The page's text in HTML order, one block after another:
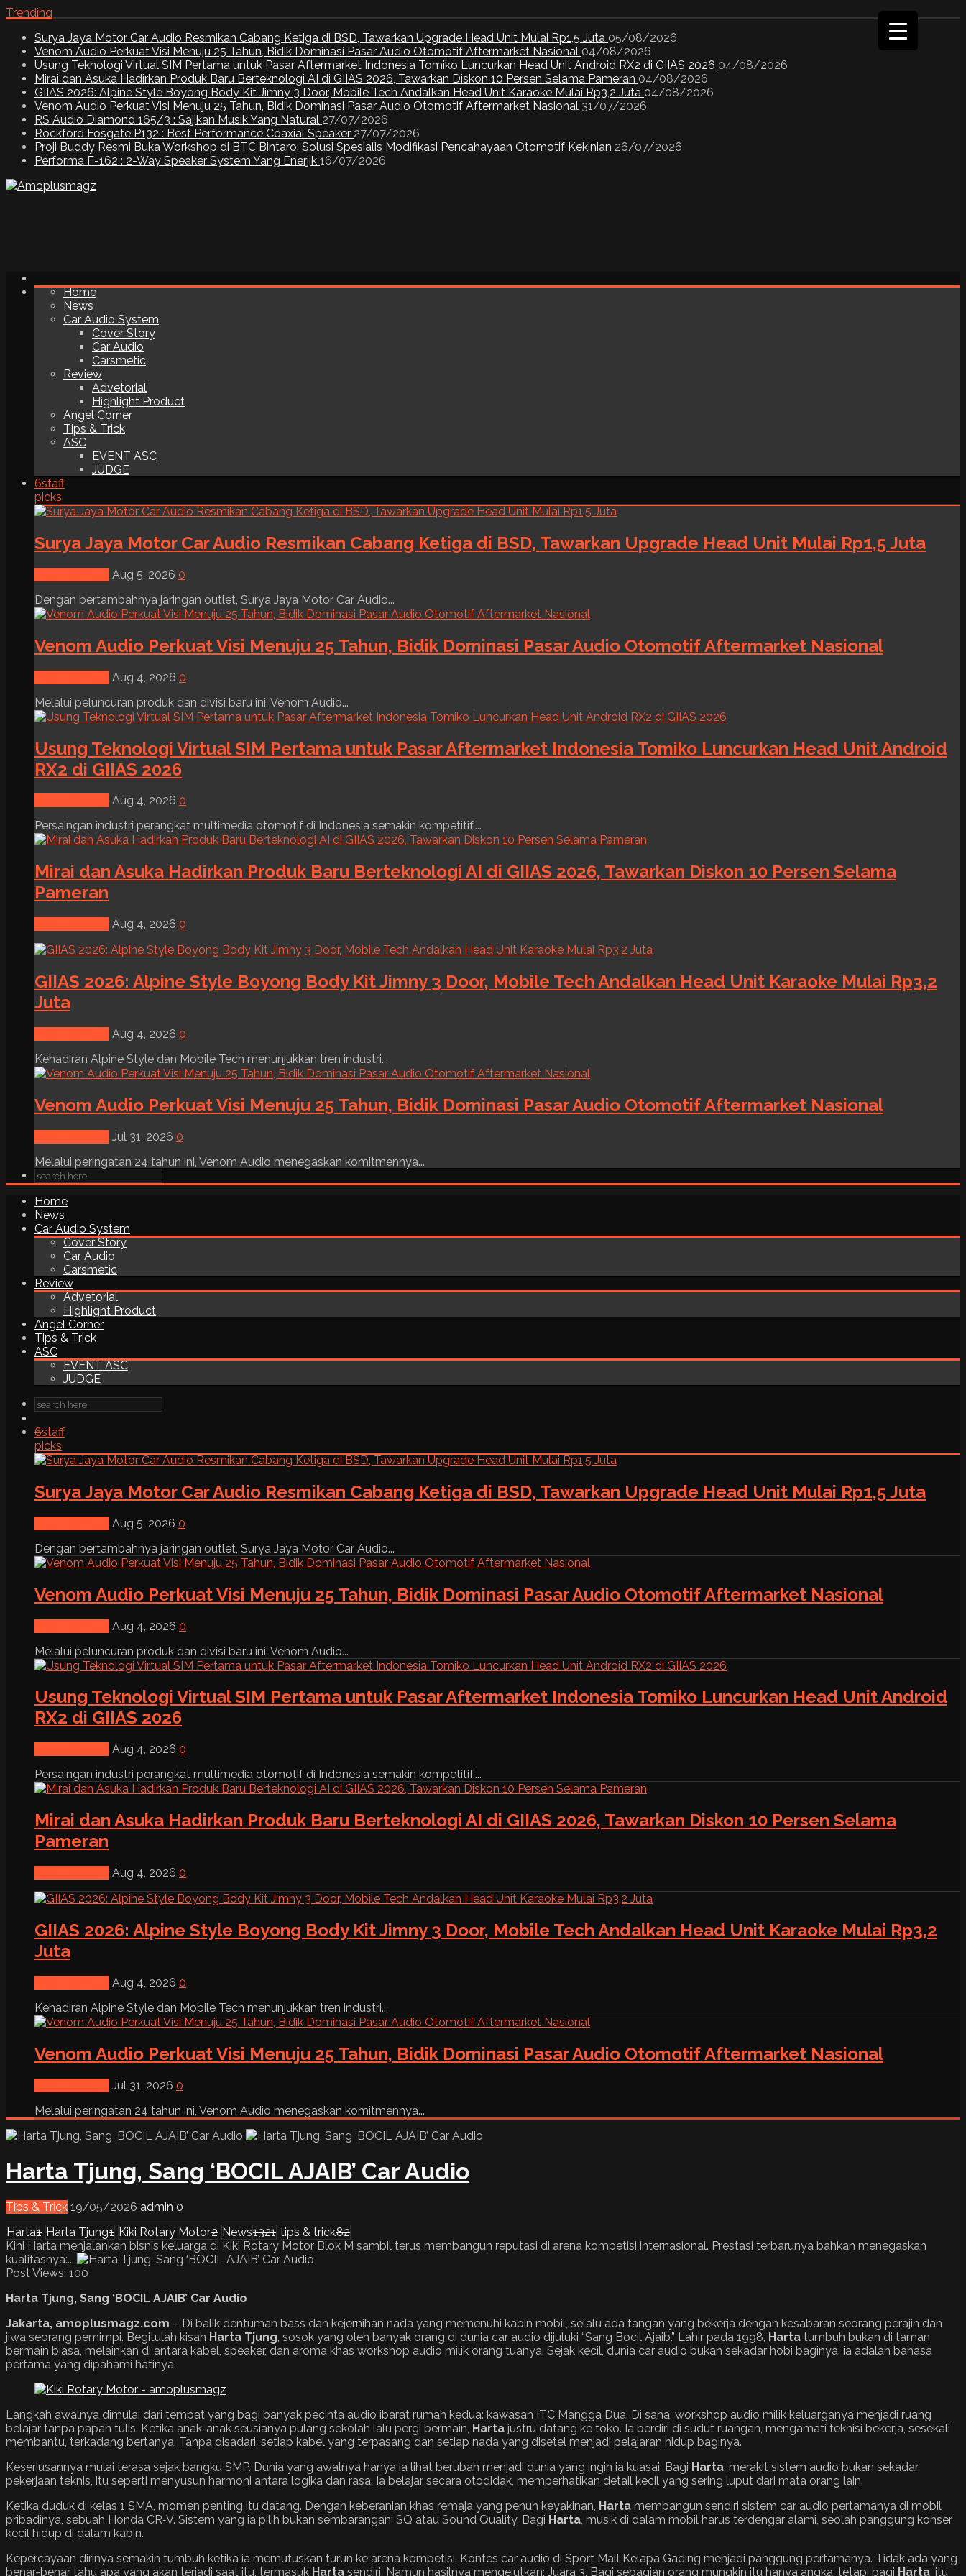
Trending
Surya Jaya Motor Car Audio Resmikan Cabang Ketiga di BSD, Tawarkan Upgrade Head Unit Mulai Rp1,5 Juta 05/08/2026
Venom Audio Perkuat Visi Menuju 25 Tahun, Bidik Dominasi Pasar Audio Otomotif Aftermarket Nasional 04/08/2026
Usung Teknologi Virtual SIM Pertama untuk Pasar Aftermarket Indonesia Tomiko Luncurkan Head Unit Android RX2 di GIIAS 2026 04/08/2026
Mirai dan Asuka Hadirkan Produk Baru Berteknologi AI di GIIAS 2026, Tawarkan Diskon 10 Persen Selama Pameran 04/08/2026
GIIAS 2026: Alpine Style Boyong Body Kit Jimny 3 Door, Mobile Tech Andalkan Head Unit Karaoke Mulai Rp3,2 Juta 04/08/2026
Venom Audio Perkuat Visi Menuju 25 Tahun, Bidik Dominasi Pasar Audio Otomotif Aftermarket Nasional 31/07/2026
RS Audio Diamond 165/3 : Sajikan Musik Yang Natural 27/07/2026
Rockford Fosgate P132 : Best Performance Coaxial Speaker 27/07/2026
Proji Buddy Resmi Buka Workshop di BTC Bintaro: Solusi Spesialis Modifikasi Pencahayaan Otomotif Kekinian 26/07/2026
Performa F-162 : 2-Way Speaker System Yang Enerjik 16/07/2026
Home
News
Car Audio System
Cover Story
Car Audio
Carsmetic
Review
Advetorial
Highlight Product
Angel Corner
Tips & Trick
ASC
EVENT ASC
JUDGE
6staff
picks
Surya Jaya Motor Car Audio Resmikan Cabang Ketiga di BSD, Tawarkan Upgrade Head Unit Mulai Rp1,5 Juta
Aug 5, 2026 0
Dengan bertambahnya jaringan outlet, Surya Jaya Motor Car Audio...
Venom Audio Perkuat Visi Menuju 25 Tahun, Bidik Dominasi Pasar Audio Otomotif Aftermarket Nasional
Aug 4, 2026 0
Melalui peluncuran produk dan divisi baru ini, Venom Audio...
Usung Teknologi Virtual SIM Pertama untuk Pasar Aftermarket Indonesia Tomiko Luncurkan Head Unit Android
RX2 di GIIAS 2026
Aug 4, 2026 0
Persaingan industri perangkat multimedia otomotif di Indonesia semakin kompetitif....
Mirai dan Asuka Hadirkan Produk Baru Berteknologi AI di GIIAS 2026, Tawarkan Diskon 10 Persen Selama
Pameran
Aug 4, 2026 0
GIIAS 2026: Alpine Style Boyong Body Kit Jimny 3 Door, Mobile Tech Andalkan Head Unit Karaoke Mulai Rp3,2
Juta
Aug 4, 2026 0
Kehadiran Alpine Style dan Mobile Tech menunjukkan tren industri...
Venom Audio Perkuat Visi Menuju 25 Tahun, Bidik Dominasi Pasar Audio Otomotif Aftermarket Nasional
Jul 31, 2026 0
Melalui peringatan 24 tahun ini, Venom Audio menegaskan komitmennya...
Home
News
Car Audio System
Cover Story
Car Audio
Carsmetic
Review
Advetorial
Highlight Product
Angel Corner
Tips & Trick
ASC
EVENT ASC
JUDGE
6staff
picks
Surya Jaya Motor Car Audio Resmikan Cabang Ketiga di BSD, Tawarkan Upgrade Head Unit Mulai Rp1,5 Juta
Aug 5, 2026 0
Dengan bertambahnya jaringan outlet, Surya Jaya Motor Car Audio...
Venom Audio Perkuat Visi Menuju 25 Tahun, Bidik Dominasi Pasar Audio Otomotif Aftermarket Nasional
Aug 4, 2026 0
Melalui peluncuran produk dan divisi baru ini, Venom Audio...
Usung Teknologi Virtual SIM Pertama untuk Pasar Aftermarket Indonesia Tomiko Luncurkan Head Unit Android
RX2 di GIIAS 2026
Aug 4, 2026 0
Persaingan industri perangkat multimedia otomotif di Indonesia semakin kompetitif....
Mirai dan Asuka Hadirkan Produk Baru Berteknologi AI di GIIAS 2026, Tawarkan Diskon 10 Persen Selama
Pameran
Aug 4, 2026 0
GIIAS 2026: Alpine Style Boyong Body Kit Jimny 3 Door, Mobile Tech Andalkan Head Unit Karaoke Mulai Rp3,2
Juta
Aug 4, 2026 0
Kehadiran Alpine Style dan Mobile Tech menunjukkan tren industri...
Venom Audio Perkuat Visi Menuju 25 Tahun, Bidik Dominasi Pasar Audio Otomotif Aftermarket Nasional
Jul 31, 2026 0
Melalui peringatan 24 tahun ini, Venom Audio menegaskan komitmennya...
Harta Tjung, Sang ‘BOCIL AJAIB’ Car Audio
Tips & Trick 19/05/2026 admin 0
Harta1 Harta Tjung1 Kiki Rotary Motor2 News1321 tips & trick82
Kini Harta menjalankan bisnis keluarga di Kiki Rotary Motor Blok M sambil terus membangun reputasi di arena kompetisi internasional. Prestasi terbarunya bahkan menegaskan
kualitasnya:...
Post Views: 100
Harta Tjung, Sang ‘BOCIL AJAIB’ Car Audio
Jakarta, amoplusmagz.com – Di balik dentuman bass dan kejernihan nada yang memenuhi kabin mobil, selalu ada tangan yang bekerja dengan kesabaran seorang perajin dan
jiwa seorang pemimpi. Begitulah kisah Harta Tjung , sosok yang oleh banyak orang di dunia car audio dijuluki “Sang Bocil Ajaib.” Lahir pada 1998, Harta tumbuh bukan di taman
bermain biasa, melainkan di antara kabel, speaker, dan aroma khas workshop audio milik orang tuanya. Sejak kecil, dunia car audio bukan sekadar hobi baginya, ia adalah bahasa
pertama yang dipahami hatinya.
Langkah awalnya dimulai dari tempat yang bagi banyak pecinta audio ibarat rumah kedua: kawasan ITC Mangga Dua. Di sana, workshop audio milik keluarganya menjadi ruang
belajar tanpa papan tulis. Ketika anak-anak seusianya pulang sekolah lalu pergi bermain, Harta justru datang ke toko. Ia berdiri di sudut ruangan, mengamati teknisi bekerja, sesekali
membantu, terkadang bertanya. Tanpa disadari, setiap kabel yang terpasang dan setiap nada yang disetel menjadi pelajaran hidup baginya.
Keseriusannya mulai terasa sejak bangku SMP. Dunia yang awalnya hanya ia lihat berubah menjadi dunia yang ingin ia kuasai. Bagi Harta , merakit sistem audio bukan sekadar
pekerjaan teknis, itu seperti menyusun harmoni antara logika dan rasa. Ia belajar secara otodidak, memperhatikan detail kecil yang sering luput dari mata orang lain.
Ketika duduk di kelas 1 SMA, momen penting itu datang. Dengan keberanian khas remaja yang penuh keyakinan, Harta membangun sendiri sistem car audio pertamanya di mobil
pribadinya, sebuah Honda CR‑V. Sistem yang ia pilih bukan sembarangan: SQ atau Sound Quality. Bagi Harta , musik di dalam mobil harus terdengar alami, seolah panggung konser
kecil hidup di dalam kabin.
Kepercayaan dirinya semakin tumbuh ketika ia memutuskan turun ke arena kompetisi. Kontes car audio di Sport Mall Kelapa Gading menjadi panggung pertamanya. Tidak ada yang
benar-benar tahu apa yang akan terjadi saat itu, termasuk Harta sendiri. Namun hasilnya mengejutkan: Juara 3. Bagi sebagian orang mungkin itu hanya angka, tetapi bagi Harta , itu